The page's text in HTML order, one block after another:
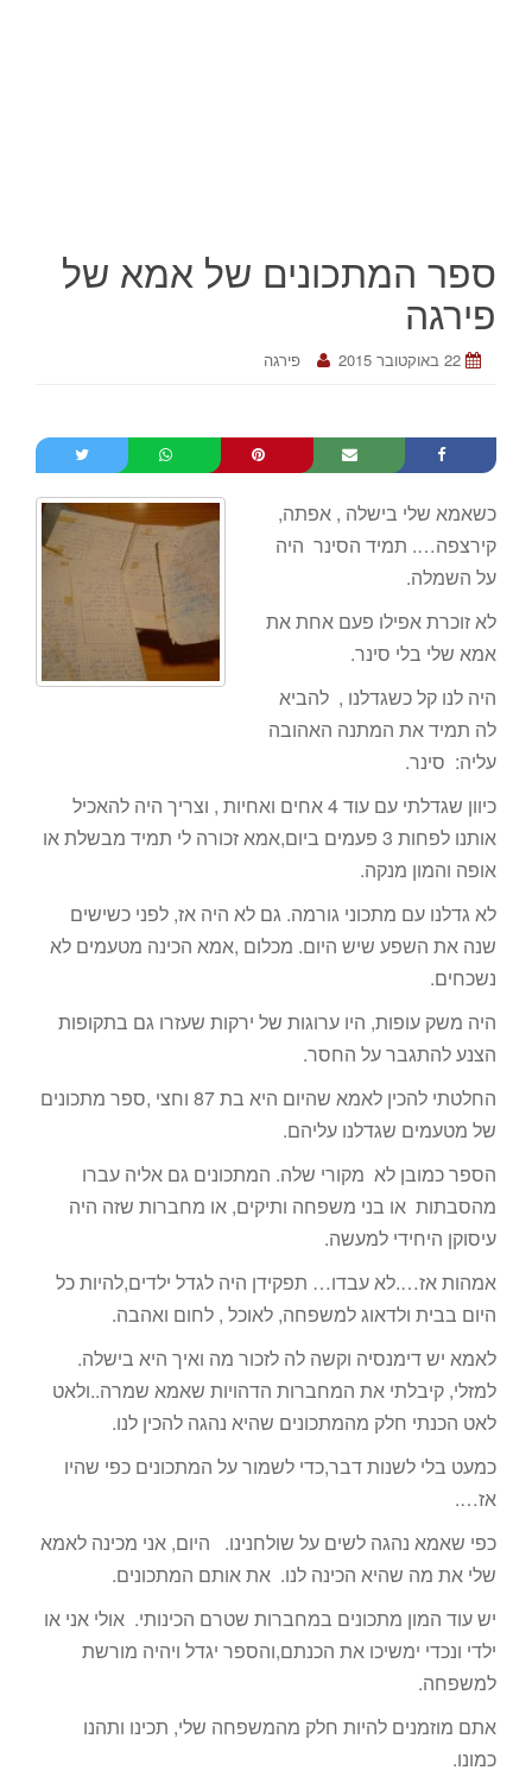
ספר המתכונים של אמא של
פירגה
22 באוקטובר 2015 פירגה
כשאמא שלי בישלה , אפתה,
קירצפה…. תמיד הסינר היה
על השמלה.
לא זוכרת אפילו פעם אחת את
אמא שלי בלי סינר.
היה לנו קל כשגדלנו , להביא
לה תמיד את המתנה האהובה
עליה: סינר.
כיוון שגדלתי עם עוד 4 אחים ואחיות , וצריך היה להאכיל
אותנו לפחות 3 פעמים ביום,אמא זכורה לי תמיד מבשלת או
אופה והמון מנקה.
לא גדלנו עם מתכוני גורמה. גם לא היה אז, לפני כשישים
שנה את השפע שיש היום. מכלום ,אמא הכינה מטעמים לא
נשכחים.
היה משק עופות, היו ערוגות של ירקות שעזרו גם בתקופות
הצנע להתגבר על החסר.
החלטתי להכין לאמא שהיום היא בת 87 וחצי ,ספר מתכונים
של מטעמים שגדלנו עליהם.
הספר כמובן לא מקורי שלה. המתכונים גם אליה עברו
מהסבתות או בני משפחה ותיקים, או מחברות שזה היה
עיסוקן היחידי למעשה.
אמהות אז….לא עבדו… תפקידן היה לגדל ילדים,להיות כל
היום בבית ולדאוג למשפחה, לאוכל , לחום ואהבה.
לאמא יש דימנסיה וקשה לה לזכור מה ואיך היא בישלה.
למזלי, קיבלתי את המחברות הדהויות שאמא שמרה..ולאט
לאט הכנתי חלק מהמתכונים שהיא נהגה להכין לנו.
כמעט בלי לשנות דבר,כדי לשמור על המתכונים כפי שהיו
אז….
כפי שאמא נהגה לשים על שולחנינו. היום, אני מכינה לאמא
שלי את מה שהיא הכינה לנו. את אותם המתכונים.
יש עוד המון מתכונים במחברות שטרם הכינותי. אולי אני או
ילדי ונכדי ימשיכו את הכנתם,והספר יגדל ויהיה מורשת
למשפחה.
אתם מוזמנים להיות חלק מהמשפחה שלי, תכינו ותהנו
כמונו.